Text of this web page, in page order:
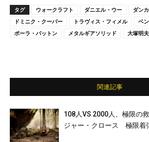
タグ ウォークラフト ダニエル・ウー
ダン
ドミニク・クーパー
トラヴィス・フィメル
ベ
ポーラ・パットン
メタルギアソリッド 大塚明夫
関連記事
108人VS 2000人、極限の
ジャー・クロース 極限着